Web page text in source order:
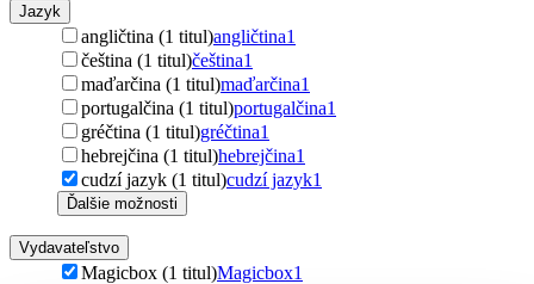
Jazyk
angličtina (1 titul)angličtina1
čeština (1 titul)čeština1
maďarčina (1 titul)maďarčina1
portugalčina (1 titul)portugalčina1
gréčtina (1 titul)gréčtina1
hebrejčina (1 titul)hebrejčina1
cudzí jazyk (1 titul)cudzí jazyk1
Ďalšie možnosti
Vydavateľstvo
Magicbox (1 titul)Magicbox1